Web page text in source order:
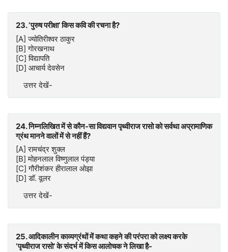
23. ‘पुरुष परीक्षा’ किस कवि की रचना है?
[A] ज्योतिरीश्वर ठाकुर
[B] गोरखनाथ
[C] विद्यापति
[D] आचार्य देवसेन
उत्तर देखें-
24. निम्नलिखित में से कौन-सा विद्यवान पृथ्वीराज रासो को सर्वथा अप्रामाणिक
ग्रंथ मानने वालों में से नहीं हैं?
[A] रामचंद्र शुक्ल
[B] मोहनलाल विष्णुलाल पंड्या
[C] गौरीशंकर हीरालाल ओझा
[D] डॉ. वूलर
उत्तर देखें-
25. आदिकालीन काव्यग्रंथों में कथा कहने की परंपरा को लक्ष्य करके
‘पृथ्वीराज रासो’ के संदर्भ में किस आलोचक ने लिखा है-